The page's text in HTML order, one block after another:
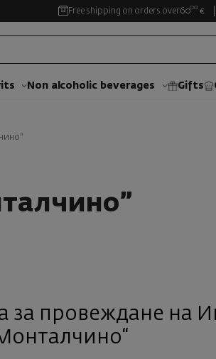
Free shipping on orders over6000 €
Non alcoholic beverages Gifts
провеждане на